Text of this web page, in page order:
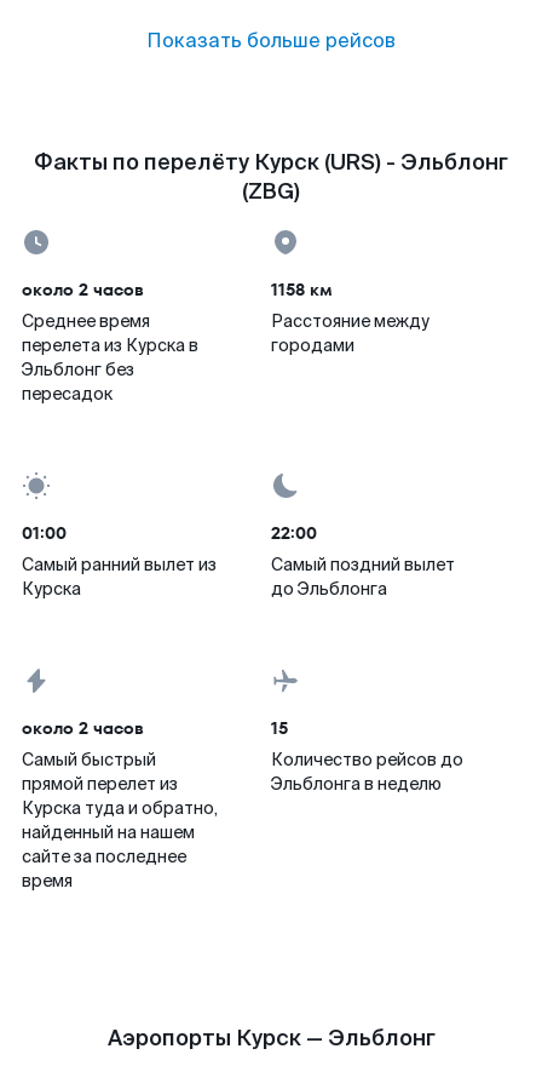
Показать больше рейсов
Факты по перелёту Курск (URS) - Эльблонг
(ZBG)
около 2 часов
Среднее время
перелета из Курска в
Эльблонг без
пересадок
1158 км
Расстояние между
городами
01:00
Самый ранний вылет из
Курска
22:00
Самый поздний вылет
до Эльблонга
около 2 часов
Самый быстрый
прямой перелет из
Курска туда и обратно,
найденный на нашем
сайте за последнее
время
15
Количество рейсов до
Эльблонга в неделю
Аэропорты Курск — Эльблонг